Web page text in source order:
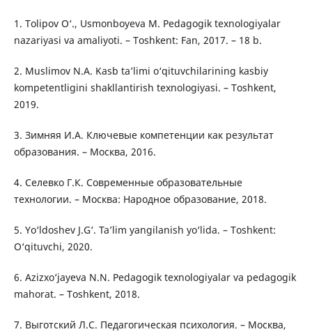
1. Tolipov O‘., Usmonboyeva M. Pedagogik texnologiyalar
nazariyasi va amaliyoti. – Toshkent: Fan, 2017. – 18 b.
2. Muslimov N.A. Kasb ta’limi o‘qituvchilarining kasbiy
kompetentligini shakllantirish texnologiyasi. – Toshkent,
2019.
3. Зимняя И.А. Ключевые компетенции как результат
образования. – Москва, 2016.
4. Селевко Г.К. Современные образовательные
технологии. – Москва: Народное образование, 2018.
5. Yo‘ldoshev J.G‘. Ta’lim yangilanish yo‘lida. – Toshkent:
O‘qituvchi, 2020.
6. Azizxo‘jayeva N.N. Pedagogik texnologiyalar va pedagogik
mahorat. – Toshkent, 2018.
7. Выготский Л.С. Педагогическая психология. – Москва,